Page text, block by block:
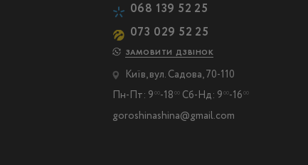
068 139 52 25
073 029 52 25
ЗАМОВИТИ ДЗВІНОК
Київ, вул. Садова, 70-110
Пн-Пт: 9 00-18 00Сб-Нд: 9 00-16 00
goroshinashina@gmail.com